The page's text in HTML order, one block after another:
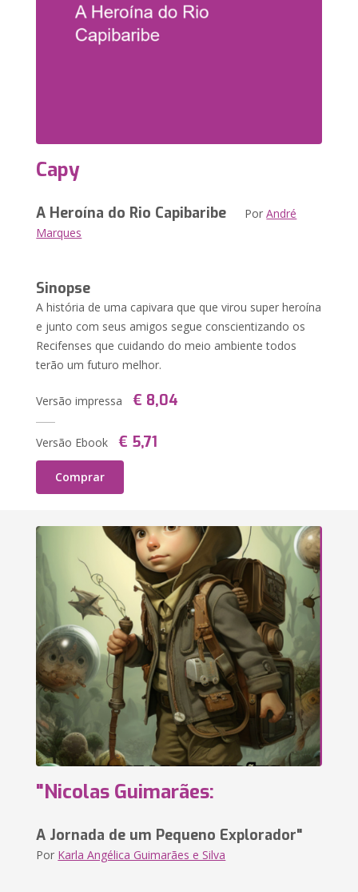
Capy
A Heroína do Rio Capibaribe PorAndré
Marques
Sinopse
A história de uma capivara que que virou super heroína
e junto com seus amigos segue conscientizando os
Recifenses que cuidando do meio ambiente todos
terão um futuro melhor.
Versão impressa € 8,04
Versão Ebook € 5,71
Comprar
"Nicolas Guimarães:
A Jornada de um Pequeno Explorador"
Por Karla Angélica Guimarães e Silva